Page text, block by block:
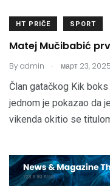
HT PRIČE SPORT
Matej Mučibabić
Byadmin . март 23, 2025
Član gatačkog Kik
jednom je pokazao da
vikenda okitio se